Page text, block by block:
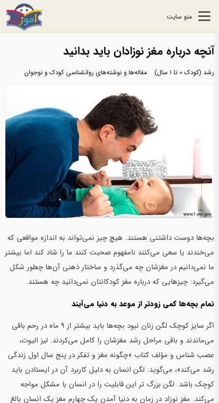
منو سایت
آنچه درباره مغز نوزادان باید بدانید
رشد (کودک 0 تا 1 سال) مقاله‌ها و نوشته‌های روانشناسی کودک و نوجوان
بچه‌ها دوست داشتنی هستند. هیچ چیز نمی‌تواند به اندازه مواقعی که
می‌خندند یا سعی می‌کنند نامفهوم صحبت کنند ما را شاد کند اما بیشتر
ما نمی‌دانیم در مغزشان چه می‌گذرد و ساختار ذهنی آن‌ها چطور شکل
می‌گیرد: چیزهایی که درباره مغز کودکانتان نمی‌دانید چه هستند.
تمام بچه‌ها کمی زودتر از موعد به دنیا می‌آیند
اگر سایز کوچک لگن زنان نبود بچه‌ها باید بیشتر از ۹ ماه در رحم باقی
می‌ماندند و باقی مراحل رشد مغزشان را کامل می‌کردند. لیز الیوت،
عصب شناس و مؤلف کتاب «چگونه مغز و تفکر در پنج سال اول زندگی
رشد می‌کند»، می‌گوید: لگن انسان به دلیل کاربرد آن در ایستادن باید
کوچک باشد. لگن بزرگ تر این قابلیت را در انسان با مشکل مواجه
می‌کند. مغز نوزاد در زمان به دنیا آمدن یک چهارم مغز یک انسان بالغ